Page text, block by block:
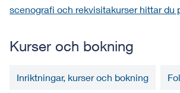
scenografi och rekvisitakurser hittar du
Kurser och bokning
Inriktningar, kurser och bokning